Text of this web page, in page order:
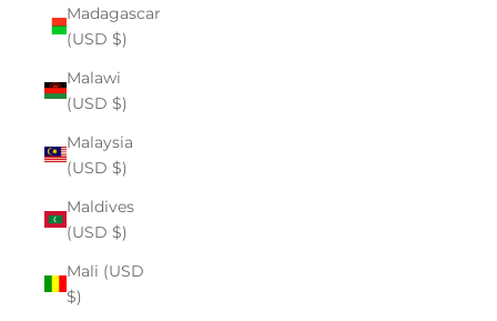
Madagascar
(USD $)
Malawi
(USD $)
Malaysia
(USD $)
Maldives
(USD $)
Mali (USD
$)